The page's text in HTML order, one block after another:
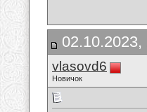
02.10.2023,
vlasovd6
Новичок